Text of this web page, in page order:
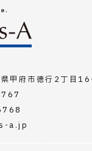
甲府市徳行2丁目
a.jp